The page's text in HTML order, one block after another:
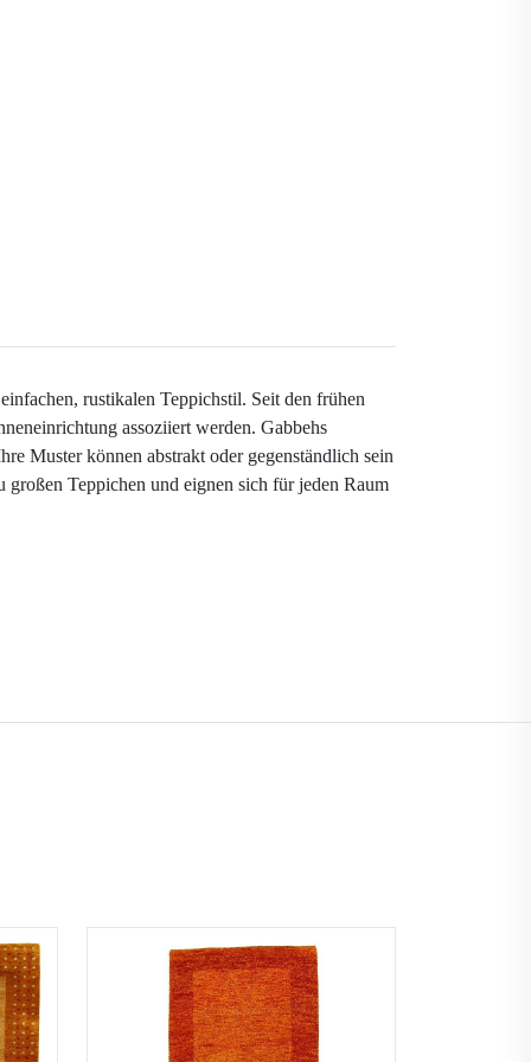
rustikalen Teppichstil. Seit den frühen
assoziiert werden. Gabbehs
Muster können abstrakt oder gegenständlich sein
Teppichen und eignen sich für jeden Raum